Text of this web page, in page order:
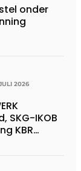
onder
2026
SKG-IKOB
KBR